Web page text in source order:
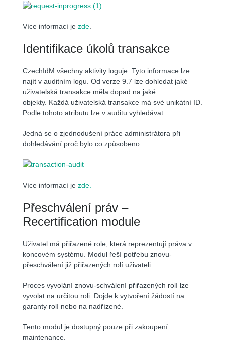
Více informací je zde.
Identifikace úkolů transakce
CzechIdM všechny aktivity loguje. Tyto informace lze
najít v auditním logu. Od verze 9.7 lze dohledat jaké
uživatelská transakce měla dopad na jaké
objekty. Každá uživatelská transakce má své unikátní ID.
Podle tohoto atributu lze v auditu vyhledávat.
Jedná se o zjednodušení práce administrátora při
dohledávání proč bylo co způsobeno.
Více informací je zde.
Přeschválení práv –
Recertification module
Uživatel má přiřazené role, která reprezentují práva v
koncovém systému. Modul řeší potřebu znovu-
přeschválení již přiřazených rolí uživateli.
Proces vyvolání znovu-schválení přiřazených rolí lze
vyvolat na určitou roli. Dojde k vytvoření žádostí na
garanty rolí nebo na nadřízené.
Tento modul je dostupný pouze při zakoupení
maintenance.